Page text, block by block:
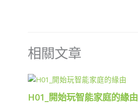
相關文章
H01_開始玩智能家庭的緣由